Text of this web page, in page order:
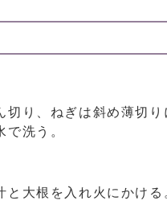
切り、ねぎは斜め薄切り
で洗う。
と大根を入れ火にかける